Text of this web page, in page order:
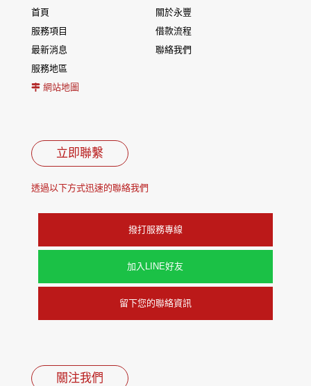
首頁
關於永豐
服務項目
借款流程
最新消息
聯絡我們
服務地區
網站地圖
立即聯繫
透過以下方式迅速的聯絡我們
撥打服務專線
加入LINE好友
留下您的聯絡資訊
關注我們